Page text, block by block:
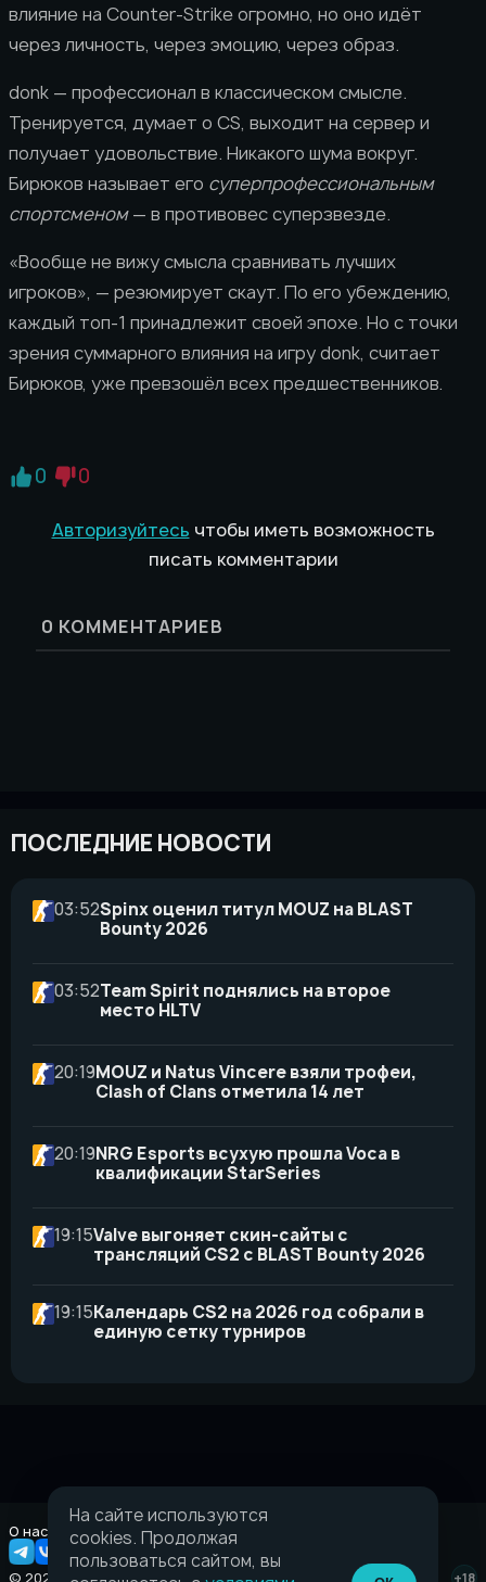
влияние на Counter-Strike огромно, но оно идёт
через личность, через эмоцию, через образ.
donk — профессионал в классическом смысле.
Тренируется, думает о CS, выходит на сервер и
получает удовольствие. Никакого шума вокруг.
Бирюков называет его суперпрофессиональным
спортсменом— в противовес суперзвезде.
«Вообще не вижу смысла сравнивать лучших
игроков», — резюмирует скаут. По его убеждению,
каждый топ-1 принадлежит своей эпохе. Но с точки
зрения суммарного влияния на игру donk, считает
Бирюков, уже превзошёл всех предшественников.
0 0
Авторизуйтесь чтобы иметь возможность
писать комментарии
0 КОММЕНТАРИЕВ
ПОСЛЕДНИЕ НОВОСТИ
03:52Spinx оценил титул MOUZ на BLAST
Bounty 2026
03:52Team Spirit поднялись на второе
место HLTV
20:19MOUZ и Natus Vincere взяли трофеи,
Clash of Clans отметила 14 лет
20:19NRG Esports всухую прошла Voca в
квалификации StarSeries
19:15Valve выгоняет скин-сайты с
трансляций CS2 с BLAST Bounty 2026
19:15Календарь CS2 на 2026 год собрали в
единую сетку турниров
О нас Правовая информация
© 2026 Taverna.gg +18
На сайте используются
cookies. Продолжая
пользоваться сайтом, вы